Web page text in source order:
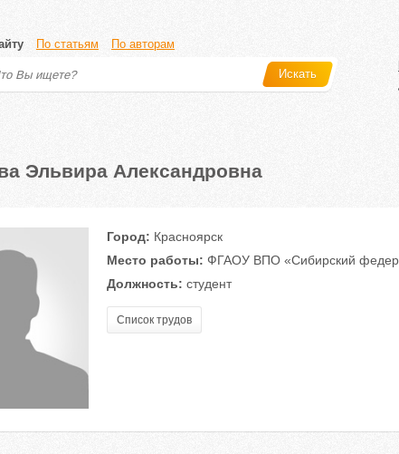
По статьям По авторам
Искать
Эльвира Александровна
Город: Красноярск
Место работы: ФГАОУ ВПО «Сибирский
Должность: студент
Список трудов